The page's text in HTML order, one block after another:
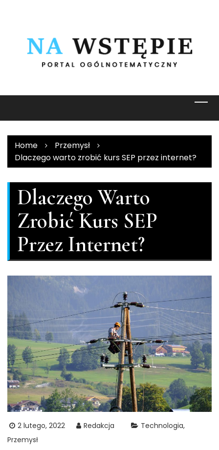
Home
Przemysł
Dlaczego warto zrobić kurs SEP przez internet?
Dlaczego Warto
Zrobić Kurs SEP
Przez Internet?
2 lutego, 2022 Redakcja
Technologia
Przemysł